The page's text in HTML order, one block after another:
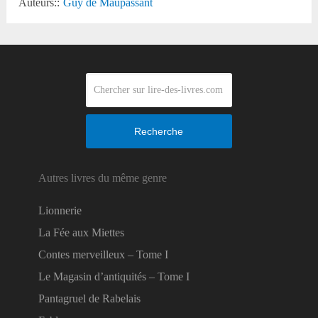
Recherche
Autres livres du même genre
Lionnerie
La Fée aux Miettes
Contes merveilleux – Tome I
Le Magasin d’antiquités – Tome I
Pantagruel de Rabelais